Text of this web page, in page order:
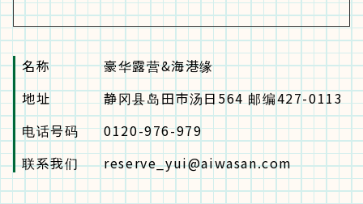
名称
豪华露营&海港缘
地址
静冈县岛田市汤日564 邮编427-0113
电话号码
0120-976-979
联系我们
reserve_yui@aiwasan.com